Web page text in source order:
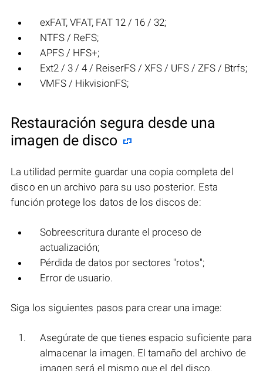
exFAT, VFAT, FAT 12 / 16 / 32;
NTFS / ReFS;
APFS / HFS+;
Ext2 / 3 / 4 / ReiserFS / XFS / UFS / ZFS / Btrfs;
VMFS / HikvisionFS;
Restauración segura desde una
imagen de disco
La utilidad permite guardar una copia completa del
disco en un archivo para su uso posterior. Esta
función protege los datos de los discos de:
Sobreescritura durante el proceso de
actualización;
Pérdida de datos por sectores "rotos";
Error de usuario.
Siga los siguientes pasos para crear una image:
Asegúrate de que tienes espacio suficiente para
almacenar la imagen. El tamaño del archivo de
imagen será el mismo que el del disco.